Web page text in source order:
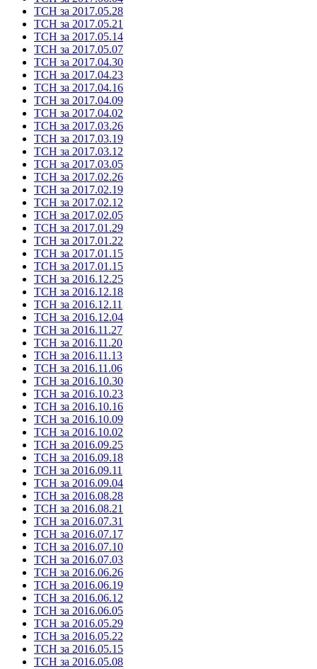
ТСН за 2017.05.28
ТСН за 2017.05.21
ТСН за 2017.05.14
ТСН за 2017.05.07
ТСН за 2017.04.30
ТСН за 2017.04.23
ТСН за 2017.04.16
ТСН за 2017.04.09
ТСН за 2017.04.02
ТСН за 2017.03.26
ТСН за 2017.03.19
ТСН за 2017.03.12
ТСН за 2017.03.05
ТСН за 2017.02.26
ТСН за 2017.02.19
ТСН за 2017.02.12
ТСН за 2017.02.05
ТСН за 2017.01.29
ТСН за 2017.01.22
ТСН за 2017.01.15
ТСН за 2017.01.15
ТСН за 2016.12.25
ТСН за 2016.12.18
ТСН за 2016.12.11
ТСН за 2016.12.04
ТСН за 2016.11.27
ТСН за 2016.11.20
ТСН за 2016.11.13
ТСН за 2016.11.06
ТСН за 2016.10.30
ТСН за 2016.10.23
ТСН за 2016.10.16
ТСН за 2016.10.09
ТСН за 2016.10.02
ТСН за 2016.09.25
ТСН за 2016.09.18
ТСН за 2016.09.11
ТСН за 2016.09.04
ТСН за 2016.08.28
ТСН за 2016.08.21
ТСН за 2016.07.31
ТСН за 2016.07.17
ТСН за 2016.07.10
ТСН за 2016.07.03
ТСН за 2016.06.26
ТСН за 2016.06.19
ТСН за 2016.06.12
ТСН за 2016.06.05
ТСН за 2016.05.29
ТСН за 2016.05.22
ТСН за 2016.05.15
ТСН за 2016.05.08